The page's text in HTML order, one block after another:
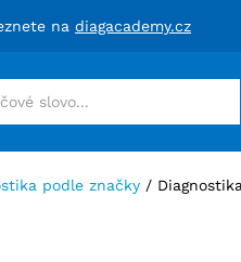
na diagacademy.cz
podle značky /